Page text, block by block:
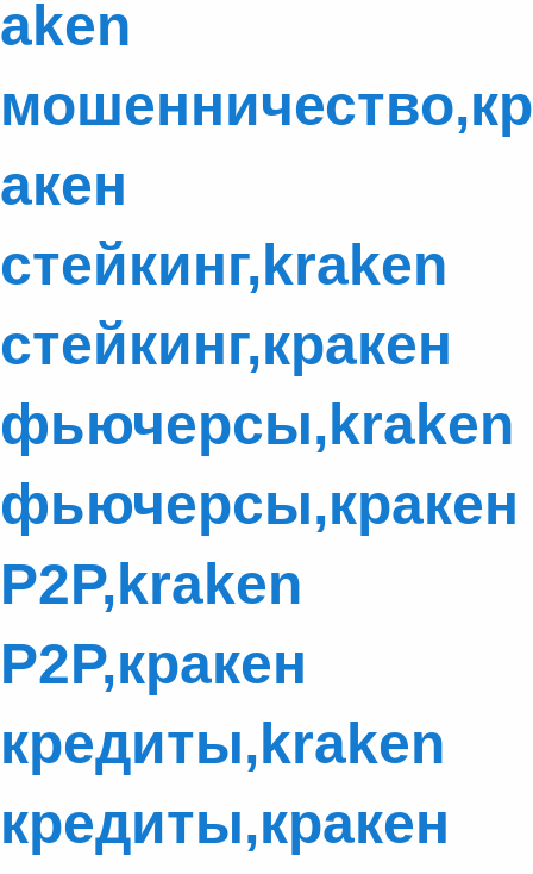
aken
мошенничество,кр
акен
стейкинг,kraken
стейкинг,кракен
фьючерсы,kraken
фьючерсы,кракен
P2P,kraken
P2P,кракен
кредиты,kraken
кредиты,кракен